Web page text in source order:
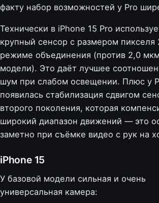
факту набор возможностей у Pro
Технически в iPhone 15 Pro
крупный сенсор с размером
режиме объединения (против 2,0
модели). Это даёт лучшее
шум при слабом освещении. Плюс у
появилась стабилизация сдвигом
второго поколения, которая
широкий диапазон движений — это
заметно при съёмке видео с рук на
iPhone 15
У базовой модели сильная и очень
универсальная камера: